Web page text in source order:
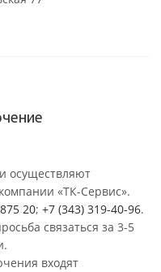
осуществляют
«ТК-Сервис».
20; +7 (343) 319-40-96.
связаться за 3-5
входят